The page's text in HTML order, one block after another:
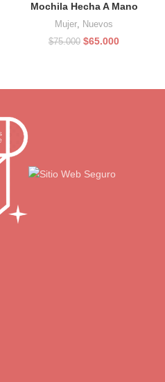
Mochila Hecha A Mano
Mujer, Nuevos
$75.000 El
$75.000.
$65.000El
$65.000.